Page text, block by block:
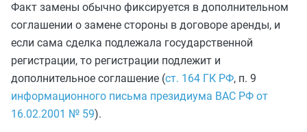
Факт замены обычно фиксируется в дополнительном
соглашении о замене стороны в договоре аренды, и
если сама сделка подлежала государственной
регистрации, то регистрации подлежит и
дополнительное соглашение (ст. 164 ГК РФ, п. 9
информационного письма президиума ВАС РФ от
16.02.2001 № 59).